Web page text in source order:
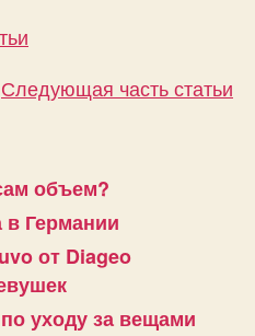
Следующая часть статьи
объем?
в Германии
от Diageo
уходу за вещами